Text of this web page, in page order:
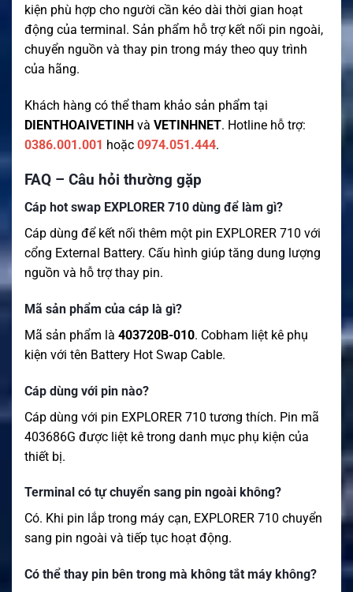
kiện phù hợp cho người cần kéo dài thời gian hoạt
động của terminal. Sản phẩm hỗ trợ kết nối pin ngoài,
chuyển nguồn và thay pin trong máy theo quy trình
của hãng.
Khách hàng có thể tham khảo sản phẩm tại
DIENTHOAIVETINH và VETINHNET. Hotline hỗ trợ:
0386.001.001 hoặc 0974.051.444.
FAQ – Câu hỏi thường gặp
Cáp hot swap EXPLORER 710 dùng để làm gì?
Cáp dùng để kết nối thêm một pin EXPLORER 710 với
cổng External Battery. Cấu hình giúp tăng dung lượng
nguồn và hỗ trợ thay pin.
Mã sản phẩm của cáp là gì?
Mã sản phẩm là 403720B-010. Cobham liệt kê phụ
kiện với tên Battery Hot Swap Cable.
Cáp dùng với pin nào?
Cáp dùng với pin EXPLORER 710 tương thích. Pin mã
403686G được liệt kê trong danh mục phụ kiện của
thiết bị.
Terminal có tự chuyển sang pin ngoài không?
Có. Khi pin lắp trong máy cạn, EXPLORER 710 chuyển
sang pin ngoài và tiếp tục hoạt động.
Có thể thay pin bên trong mà không tắt máy không?